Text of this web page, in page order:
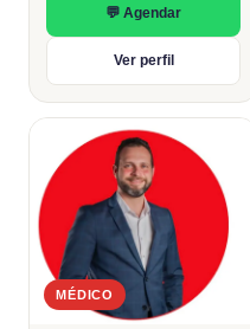
💬 Agendar
Ver perfil
MÉDICO